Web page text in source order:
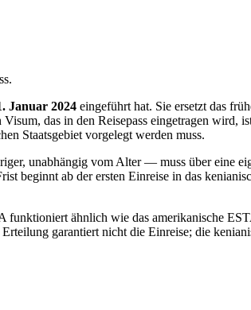
Januar 2024 eingeführt hat. Sie ersetzt das
das in den Reisepass eingetragen wird,
Staatsgebiet vorgelegt werden muss.
unabhängig vom Alter — muss über eine
beginnt ab der ersten Einreise in das
ähnlich wie das amerikanische
garantiert nicht die Einreise; die